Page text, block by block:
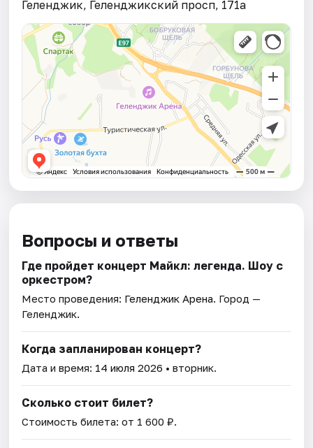
Геленджик, Геленджикский просп, 171а
Вопросы и ответы
Где пройдет концерт Майкл: легенда. Шоу с
оркестром?
Место проведения: Геленджик Арена. Город —
Геленджик.
Когда запланирован концерт?
Дата и время: 14 июля 2026 • вторник.
Сколько стоит билет?
Стоимость билета: от 1 600 ₽.